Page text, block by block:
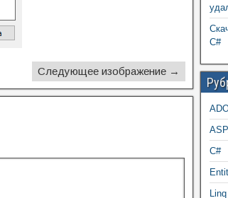
Следующее изображение →
C#
C#
Linq